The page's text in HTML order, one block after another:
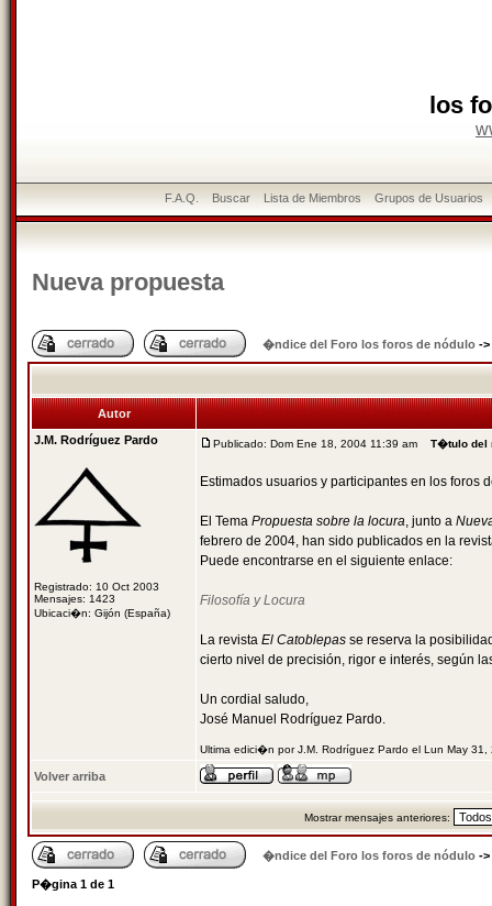
los
F.A.Q. Buscar Lista de Miembros Grupos de Usuarios
Nueva propuesta
�ndice del Foro los foros de nódulo ->
Autor
J.M. Rodríguez Pardo
Registrado: 10 Oct 2003
Mensajes: 1423
Ubicaci�n: Gijón (España)
Publicado: Dom Ene 18, 2004 11:39 am T�tulo del
Estimados usuarios y participantes en los foros
El Tema Propuesta sobre la locura, junto a
febrero de 2004, han sido publicados en la
Puede encontrarse en el siguiente enlace:
Filosofía y Locura
La revista El Catoblepas se reserva la
cierto nivel de precisión, rigor e interés, según
Un cordial saludo,
José Manuel Rodríguez Pardo.
Ultima edici�n por J.M. Rodríguez Pardo el Lun May
Volver arriba
Mostrar mensajes anteriores:
�ndice del Foro los foros de nódulo ->
P�gina 1 de 1